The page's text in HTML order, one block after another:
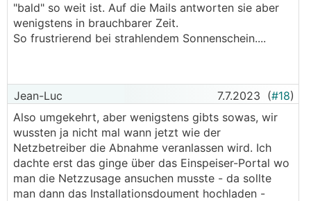
Seit 3 Wochen ist aber nun der Status
"Bestätigung über die Inbetriebnahme an den
Lieferanten" offen. Obwohl die Info vom
Inbetriebnahmedatum die Einspeisung
verrechnet.
"bald" so weit ist. Auf die Mails antworten sie aber
wenigstens in brauchbarer Zeit.
So frustrierend bei strahlendem Sonnenschein....
Jean-Luc 7.7.2023 (#18)
Also umgekehrt, aber wenigstens gibts sowas, wir
wussten ja nicht mal wann jetzt wie der
Netzbetreiber die Abnahme veranlassen wird. Ich
dachte erst das ginge über das Einspeiser-Portal wo
man die Netzzusage ansuchen musste - da sollte
man dann das Installationsdoument hochladen -